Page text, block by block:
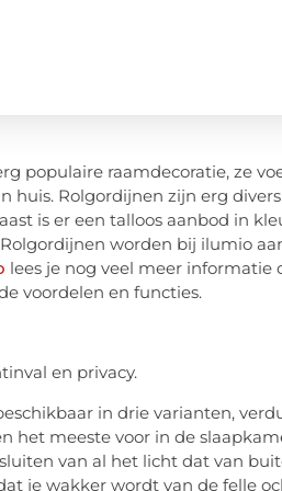
populaire raamdecoratie, ze
huis. Rolgordijnen zijn erg
is er een talloos aanbod in
worden bij ilumio
lees je nog veel meer informatie
voordelen en functies.
en privacy.
in drie varianten,
het meeste voor in de
van al het licht dat van
je wakker wordt van de felle